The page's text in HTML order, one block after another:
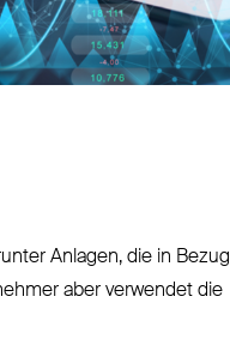
Anlagen, die in Bezug
aber verwendet die